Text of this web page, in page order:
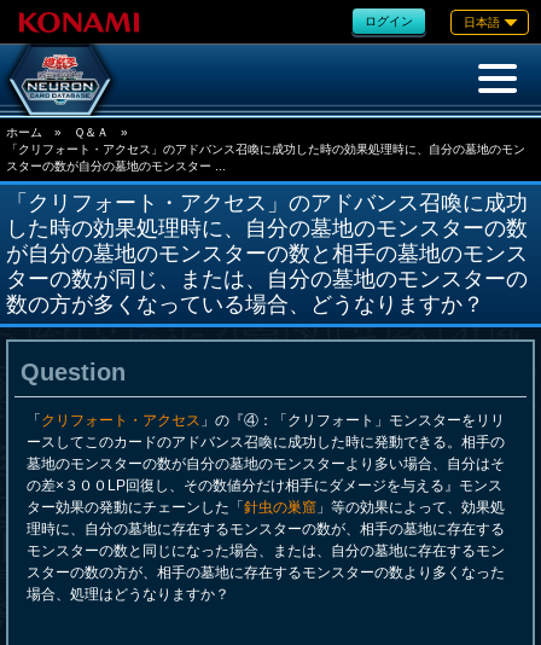
ログイン 日本語
ホーム » Ｑ＆Ａ
»
「クリフォート・アクセス」のアドバンス召喚に成功した時の効果処理時に、自分の墓地のモン
スターの数が自分の墓地のモンスター ...
「クリフォート・アクセス」のアドバンス召喚に成功
した時の効果処理時に、自分の墓地のモンスターの数
が自分の墓地のモンスターの数と相手の墓地のモンス
ターの数が同じ、または、自分の墓地のモンスターの
数の方が多くなっている場合、どうなりますか？
Question
「 クリフォート・アクセス 」の『④：「クリフォート」モンスターをリリ
ースしてこのカードのアドバンス召喚に成功した時に発動できる。相手の
墓地のモンスターの数が自分の墓地のモンスターより多い場合、自分はそ
の差×３００LP回復し、その数値分だけ相手にダメージを与える』モンス
ター効果の発動にチェーンした「 針虫の巣窟 」等の効果によって、効果処
理時に、自分の墓地に存在するモンスターの数が、相手の墓地に存在する
モンスターの数と同じになった場合、または、自分の墓地に存在するモン
スターの数の方が、相手の墓地に存在するモンスターの数より多くなった
場合、処理はどうなりますか？